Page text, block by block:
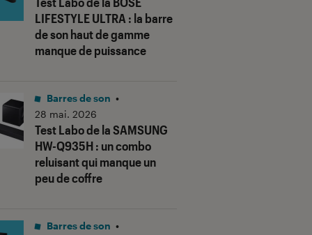
LIFESTYLE ULTRA : la barre
de son haut de gamme
manque de puissance
Test Labo de la SAMSUNG
HW-Q935H : un combo
reluisant qui manque un
peu de coffre
Barres de son •
28 mai. 2026
Barres de son •